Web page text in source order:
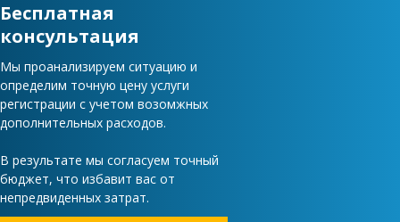
Бесплатная
консультация
Мы проанализируем ситуацию и
определим точную цену услуги
регистрации с учетом возомжных
дополнительных расходов.
В результате мы согласуем точный
бюджет, что избавит вас от
непредвиденных затрат.